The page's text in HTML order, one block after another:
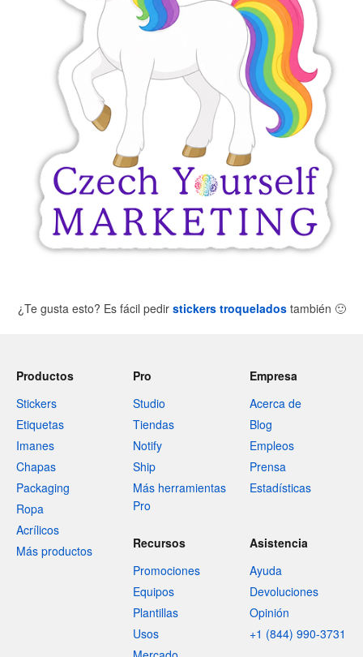
¿Te gusta esto? Es fácil pedir stickers troqueladostambién 🙂
Productos
Stickers
Etiquetas
Imanes
Chapas
Packaging
Ropa
Acrílicos
Más productos
Pro
Studio
Tiendas
Notify
Ship
Más herramientas
Pro
Empresa
Acerca de
Blog
Empleos
Prensa
Estadísticas
Recursos
Promociones
Equipos
Plantillas
Usos
Asistencia
Ayuda
Devoluciones
Opinión
+1 (844) 990-3731